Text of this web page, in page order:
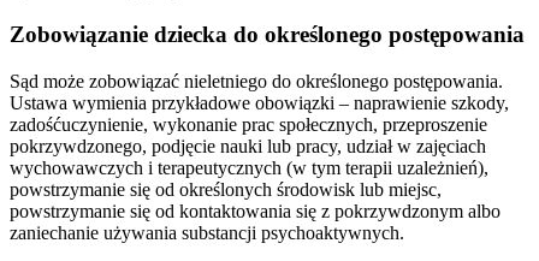
Zobowiązanie dziecka do określonego postępowania
Sąd może zobowiązać nieletniego do określonego postępowania.
Ustawa wymienia przykładowe obowiązki – naprawienie szkody,
zadośćuczynienie, wykonanie prac społecznych, przeproszenie
pokrzywdzonego, podjęcie nauki lub pracy, udział w zajęciach
wychowawczych i terapeutycznych (w tym terapii uzależnień),
powstrzymanie się od określonych środowisk lub miejsc,
powstrzymanie się od kontaktowania się z pokrzywdzonym albo
zaniechanie używania substancji psychoaktywnych.